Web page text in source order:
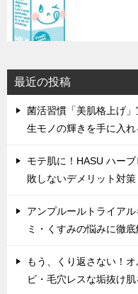
最近の投稿
菌活習慣「美肌格上げ
生モノの輝きを手に入
モテ肌に！HASU ハー
敗しないデメリット対策
アンプルールトライア
ミ・くすみの悩みに徹底
もう、くり返さない！
ビ・毛穴レスな垢抜け